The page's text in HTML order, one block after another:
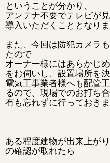
ということが分かり、
アンテナ不要でテレビが
導入いただくこととなりま
また、今回は防犯カメラ
たので
オーナー様にはあらかじ
をお伺いし、設置場所を
電気工事業者様へも配管
るので、現場でのお打ち
有も忘れずに行っておき
ある程度建物が出来上が
の確認が取れたら